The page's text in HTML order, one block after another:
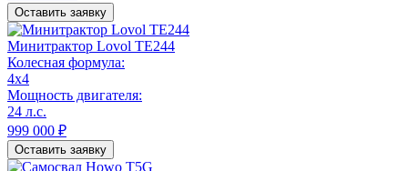
Оставить заявку
Минитрактор Lovol TE244
Колесная формула:
4x4
Мощность двигателя:
24 л.с.
999 000 ₽
Оставить заявку